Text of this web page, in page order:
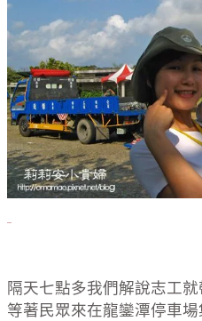
隔天七點多我們解說志工就
等著民眾來在龍鑾潭停車場